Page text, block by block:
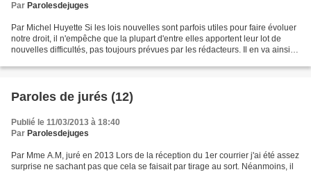
Par Parolesdejuges
Par Michel Huyette Si les lois nouvelles sont parfois utiles pour faire évoluer
notre droit, il n'empêche que la plupart d'entre elles apportent leur lot de
nouvelles difficultés, pas toujours prévues par les rédacteurs. Il en va ainsi
Paroles de jurés (12)
Publié le 11/03/2013 à 18:40
Par Parolesdejuges
Par Mme A.M, juré en 2013 Lors de la réception du 1er courrier j'ai été assez
surprise ne sachant pas que cela se faisait par tirage au sort. Néanmoins, il